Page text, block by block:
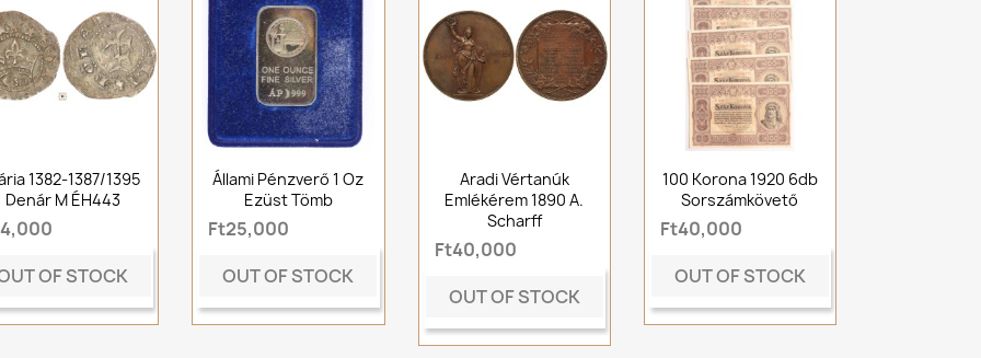
1382-1387/1395
Denár M ÉH443
OF STOCK
Állami Pénzverő 1 Oz
Ezüst Tömb
Ft25,000
OUT OF STOCK
Aradi Vértanúk
Emlékérem 1890 A.
Scharff
Ft40,000
OUT OF STOCK
100 Korona 1920 6db
Sorszámkövető
Ft40,000
OUT OF STOCK